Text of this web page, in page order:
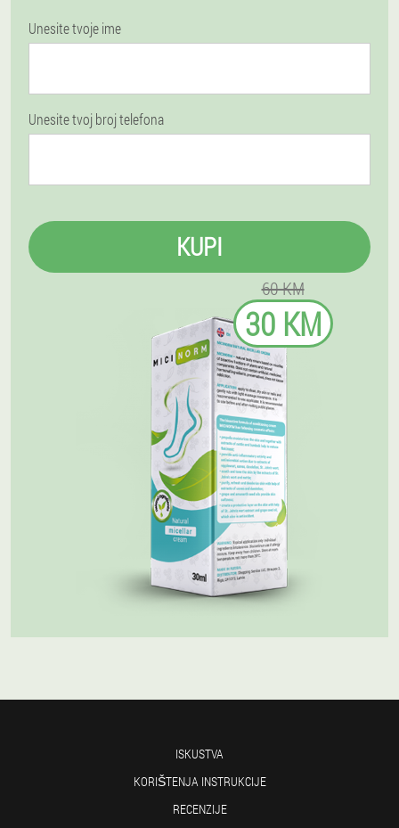
Unesite tvoje ime
Unesite tvoj broj telefona
KUPI
60 KM
30 KM
ISKUSTVA
KORIŠTENJA INSTRUKCIJE
RECENZIJE